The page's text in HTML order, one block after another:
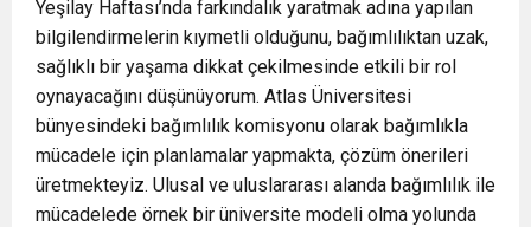
Yeşilay Haftası’nda farkındalık yaratmak adına yapılan
bilgilendirmelerin kıymetli olduğunu, bağımlılıktan uzak,
sağlıklı bir yaşama dikkat çekilmesinde etkili bir rol
oynayacağını düşünüyorum. Atlas Üniversitesi
bünyesindeki bağımlılık komisyonu olarak bağımlıkla
mücadele için planlamalar yapmakta, çözüm önerileri
üretmekteyiz. Ulusal ve uluslararası alanda bağımlılık ile
mücadelede örnek bir üniversite modeli olma yolunda